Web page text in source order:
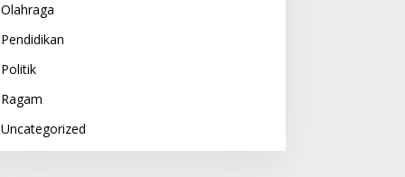
Olahraga
Pendidikan
Politik
Ragam
Uncategorized